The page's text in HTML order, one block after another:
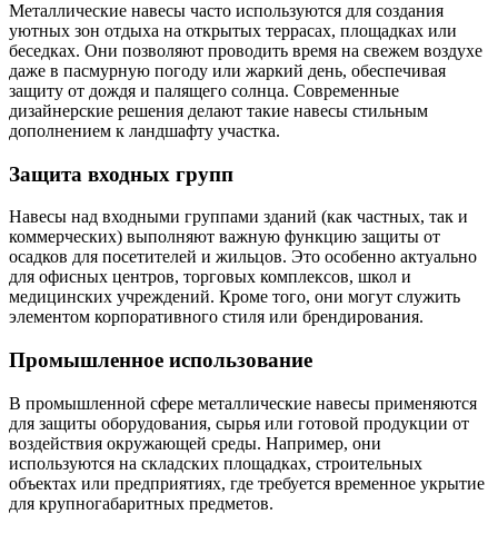
Металлические навесы часто используются для создания
уютных зон отдыха на открытых террасах, площадках или
беседках. Они позволяют проводить время на свежем воздухе
даже в пасмурную погоду или жаркий день, обеспечивая
защиту от дождя и палящего солнца. Современные
дизайнерские решения делают такие навесы стильным
дополнением к ландшафту участка.
Защита входных групп
Навесы над входными группами зданий (как частных, так и
коммерческих) выполняют важную функцию защиты от
осадков для посетителей и жильцов. Это особенно актуально
для офисных центров, торговых комплексов, школ и
медицинских учреждений. Кроме того, они могут служить
элементом корпоративного стиля или брендирования.
Промышленное использование
В промышленной сфере металлические навесы применяются
для защиты оборудования, сырья или готовой продукции от
воздействия окружающей среды. Например, они
используются на складских площадках, строительных
объектах или предприятиях, где требуется временное укрытие
для крупногабаритных предметов.